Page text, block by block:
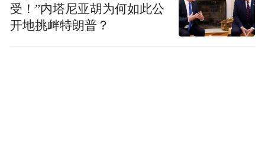
受！”内塔尼亚胡为何如此公
开地挑衅特朗普？